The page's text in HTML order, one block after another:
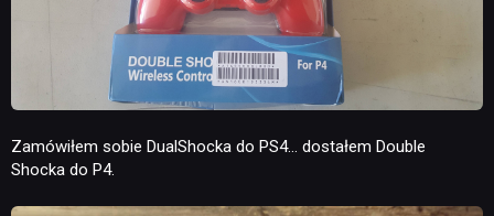
Zamówiłem sobie DualShocka do PS4… dostałem Double
Shocka do P4.